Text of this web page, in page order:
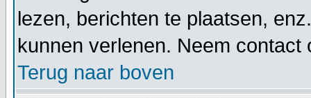
lezen, berichten te plaatsen,
kunnen verlenen. Neem contact
Terug naar boven